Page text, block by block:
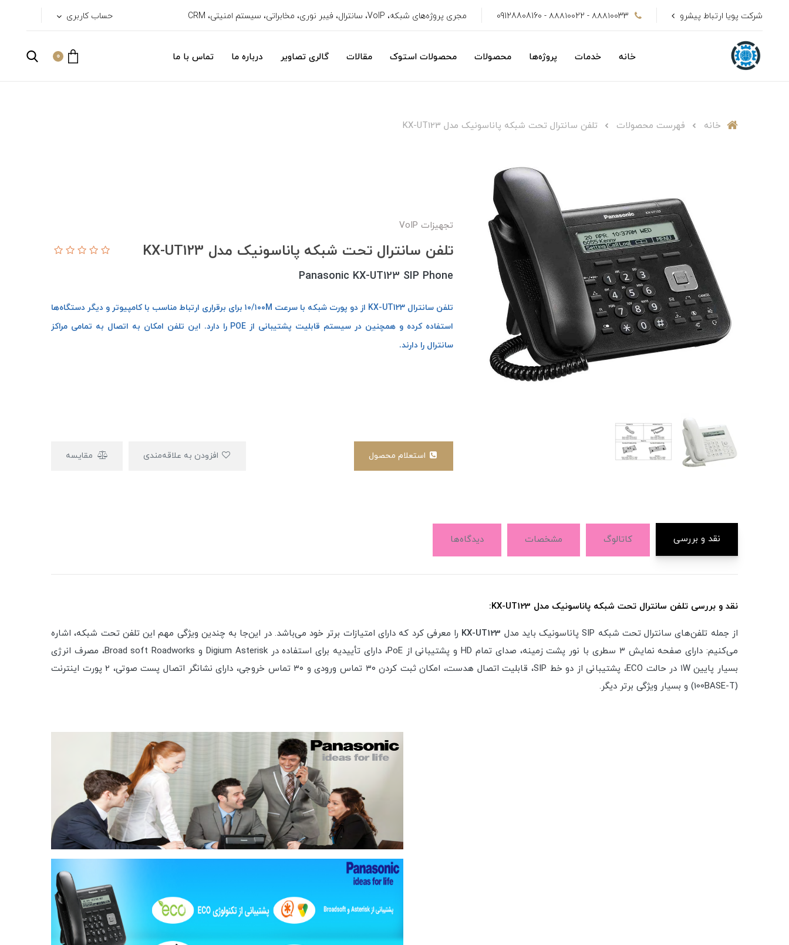
شرکت پویا ارتباط پیشرو ۸۸۸۱۰۰33 - ۸۸۸۱۰۰22 - 09128808160 مجری پروژه‌های شبکه، VoIP، سانترال، فیبر نوری، مخابراتی، سیستم امنیتی، CRM حساب کاربری
خانه خدمات پروژه‌ها محصولات محصولات استوک مقالات گالری تصاویر درباره ما تماس با ما 0
خانه فهرست محصولات تلفن سانترال تحت شبکه پاناسونیک مدل KX-UT123
تجهیزات VoIP
تلفن سانترال تحت شبکه پاناسونیک مدل KX-UT123
Panasonic KX-UT123 SIP Phone
تلفن سانترال KX-UT123 از دو پورت شبکه با سرعت ۱۰/۱۰۰M برای برقراری ارتباط مناسب با کامپیوتر و دیگر دستگاه‌ها
استفاده کرده و همچنین در سیستم قابلیت پشتیبانی از POE را دارد. این تلفن امکان به اتصال به تمامی مراکز
سانترال را دارند.
مقایسه
نقد و بررسی کاتالوگ مشخصات دیدگاه‌ها
نقد و بررسی تلفن سانترال تحت شبکه پاناسونیک مدل KX-UT123:
از جمله تلفن‌های سانترال تحت شبکه SIP پاناسونیک باید مدل KX-UT123 را معرفی کرد که دارای امتیازات برتر خود می‌باشد. در این‌جا به چندین ویژگی مهم این تلفن تحت شبکه، اشاره
می‌کنیم: دارای صفحه نمایش ۳ سطری با نور پشت زمینه، صدای تمام HD و پشتیبانی از PoE، دارای تأییدیه برای استفاده در Digium Asterisk و Broad soft Roadworks، مصرف انرژی
بسیار پایین ۱W در حالت ECO، پشتیبانی از دو خط SIP، قابلیت اتصال هدست، امکان ثبت کردن ۳۰ تماس ورودی و ۳۰ تماس خروجی، دارای نشانگر اتصال پست صوتی، 2 پورت اینترنت
(100BASE-T) و بسیار ویژگی برتر دیگر.